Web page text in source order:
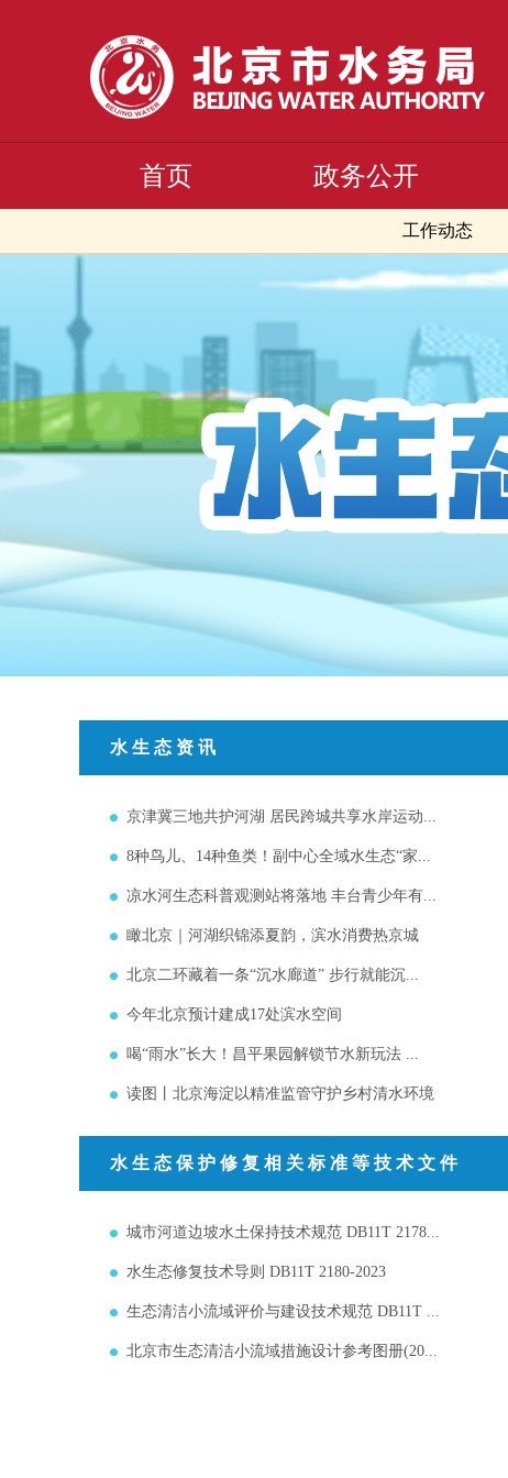
首页 政务公开
工作动态
水生态资讯
京津冀三地共护河湖 居民跨城共享水岸运动...
8种鸟儿、14种鱼类！副中心全域水生态“家...
凉水河生态科普观测站将落地 丰台青少年有...
瞰北京｜河湖织锦添夏韵，滨水消费热京城
北京二环藏着一条“沉水廊道” 步行就能沉...
今年北京预计建成17处滨水空间
喝“雨水”长大！昌平果园解锁节水新玩法 ...
读图丨北京海淀以精准监管守护乡村清水环境
水生态保护修复相关标准等技术文件
城市河道边坡水土保持技术规范 DB11T 2178...
水生态修复技术导则 DB11T 2180-2023
生态清洁小流域评价与建设技术规范 DB11T ...
北京市生态清洁小流域措施设计参考图册(20...